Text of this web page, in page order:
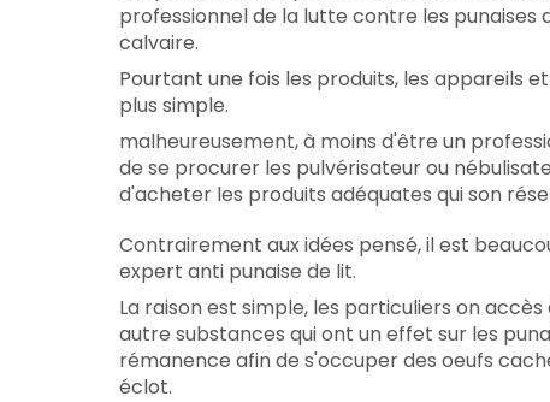
professionnel de la lutte contre les
calvaire.
Pourtant une fois les produits, les appareils
plus simple.
malheureusement, à moins d'être un
de se procurer les pulvérisateur ou
d'acheter les produits adéquates qui son
Contrairement aux idées pensé, il est
expert anti punaise de lit.
La raison est simple, les particuliers on
autre substances qui ont un effet sur les
rémanence afin de s'occuper des oeufs
éclot.